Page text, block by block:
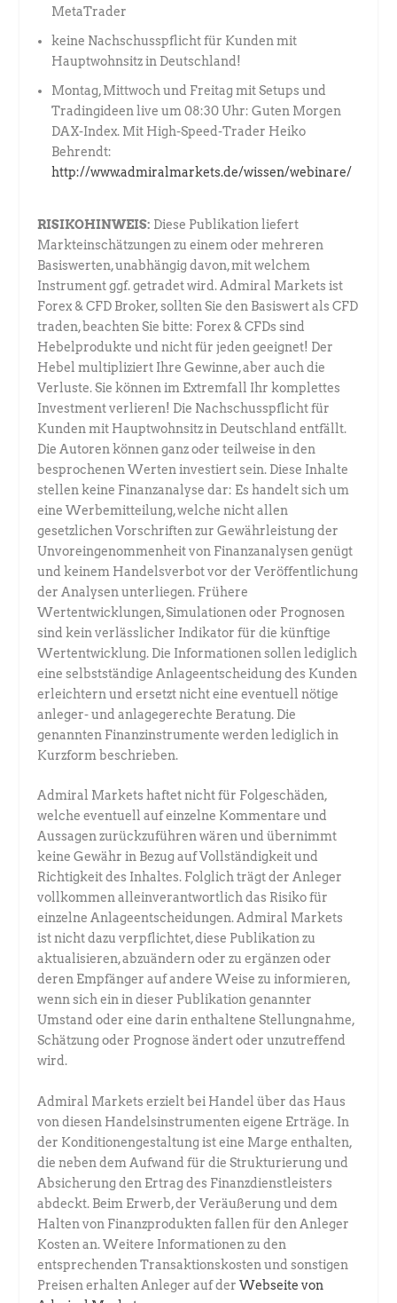
MetaTrader
keine Nachschusspflicht für Kunden mit
Hauptwohnsitz in Deutschland!
Montag, Mittwoch und Freitag mit Setups und
Tradingideen live um 08:30 Uhr: Guten Morgen
DAX-Index. Mit High-Speed-Trader Heiko
Behrendt:
http://www.admiralmarkets.de/wissen/webinare/
RISIKOHINWEIS: Diese Publikation liefert
Markteinschätzungen zu einem oder mehreren
Basiswerten, unabhängig davon, mit welchem
Instrument ggf. getradet wird. Admiral Markets ist
Forex & CFD Broker, sollten Sie den Basiswert als CFD
traden, beachten Sie bitte: Forex & CFDs sind
Hebelprodukte und nicht für jeden geeignet! Der
Hebel multipliziert Ihre Gewinne, aber auch die
Verluste. Sie können im Extremfall Ihr komplettes
Investment verlieren! Die Nachschusspflicht für
Kunden mit Hauptwohnsitz in Deutschland entfällt.
Die Autoren können ganz oder teilweise in den
besprochenen Werten investiert sein. Diese Inhalte
stellen keine Finanzanalyse dar: Es handelt sich um
eine Werbemitteilung, welche nicht allen
gesetzlichen Vorschriften zur Gewährleistung der
Unvoreingenommenheit von Finanzanalysen genügt
und keinem Handelsverbot vor der Veröffentlichung
der Analysen unterliegen. Frühere
Wertentwicklungen, Simulationen oder Prognosen
sind kein verlässlicher Indikator für die künftige
Wertentwicklung. Die Informationen sollen lediglich
eine selbstständige Anlageentscheidung des Kunden
erleichtern und ersetzt nicht eine eventuell nötige
anleger- und anlagegerechte Beratung. Die
genannten Finanzinstrumente werden lediglich in
Kurzform beschrieben.
Admiral Markets haftet nicht für Folgeschäden,
welche eventuell auf einzelne Kommentare und
Aussagen zurückzuführen wären und übernimmt
keine Gewähr in Bezug auf Vollständigkeit und
Richtigkeit des Inhaltes. Folglich trägt der Anleger
vollkommen alleinverantwortlich das Risiko für
einzelne Anlageentscheidungen. Admiral Markets
ist nicht dazu verpflichtet, diese Publikation zu
aktualisieren, abzuändern oder zu ergänzen oder
deren Empfänger auf andere Weise zu informieren,
wenn sich ein in dieser Publikation genannter
Umstand oder eine darin enthaltene Stellungnahme,
Schätzung oder Prognose ändert oder unzutreffend
wird.
Admiral Markets erzielt bei Handel über das Haus
von diesen Handelsinstrumenten eigene Erträge. In
der Konditionengestaltung ist eine Marge enthalten,
die neben dem Aufwand für die Strukturierung und
Absicherung den Ertrag des Finanzdienstleisters
abdeckt. Beim Erwerb, der Veräußerung und dem
Halten von Finanzprodukten fallen für den Anleger
Kosten an. Weitere Informationen zu den
entsprechenden Transaktionskosten und sonstigen
Preisen erhalten Anleger auf derWebseite von